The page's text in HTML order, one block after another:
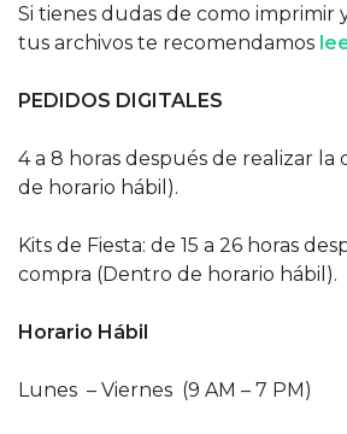
Si tienes dudas de como imprimir
tus archivos te recomendamos
PEDIDOS DIGITALES
4 a 8 horas después de realizar la
de horario hábil).
Kits de Fiesta: de 15 a 26 horas
compra (Dentro de horario hábil).
Horario Hábil
Lunes – Viernes (9 AM – 7 PM)